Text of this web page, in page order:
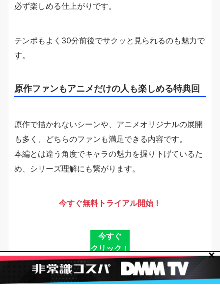
必ず楽しめる仕上がりです。
テンポもよく30分前後でサクッと見られるのも魅力で
す。
原作ファンもアニメだけの人も楽しめる特典回
原作で描かれないシーンや、アニメオリジナルの展開
も多く、どちらのファンも満足できる内容です。
本編とは違う角度でキャラの魅力を掘り下げているた
め、シリーズ理解にも繋がります。
今すぐ無料トライアル開始！
今すぐ
クリック ！
このすばのOVAを見る順番は？放送日
✕